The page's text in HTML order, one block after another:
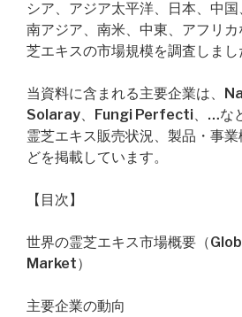
シア、アジア太平洋、日本、中
南アジア、南米、中東、アフリ
芝エキスの市場規模を調査しまし
当資料に含まれる主要企業は、
Solaray、Fungi Perfecti、…な
霊芝エキス販売状況、製品・事
どを掲載しています。
【目次】
世界の霊芝エキス市場概要（
Market）
主要企業の動向